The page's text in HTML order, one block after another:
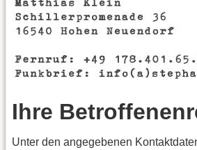
Ihre
Unter den angegebenen